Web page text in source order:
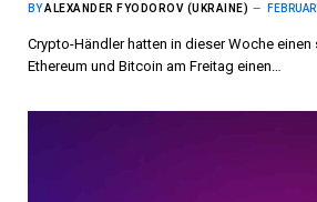
BYALEXANDER FYODOROV (UKRAINE)
Crypto-Händler hatten in dieser Woche einen
Ethereum und Bitcoin am Freitag einen…